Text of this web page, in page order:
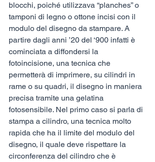
blocchi, poiché utilizzava “planches” o
tamponi di legno o ottone incisi con il
modulo del disegno da stampare. A
partire dagli anni ’20 del ‘900 infatti è
cominciata a diffondersi la
fotoincisione, una tecnica che
permetterà di imprimere, su cilindri in
rame o su quadri, il disegno in maniera
precisa tramite una gelatina
fotosensibile. Nel primo caso si parla di
stampa a cilindro, una tecnica molto
rapida che ha il limite del modulo del
disegno, il quale deve rispettare la
circonferenza del cilindro che è